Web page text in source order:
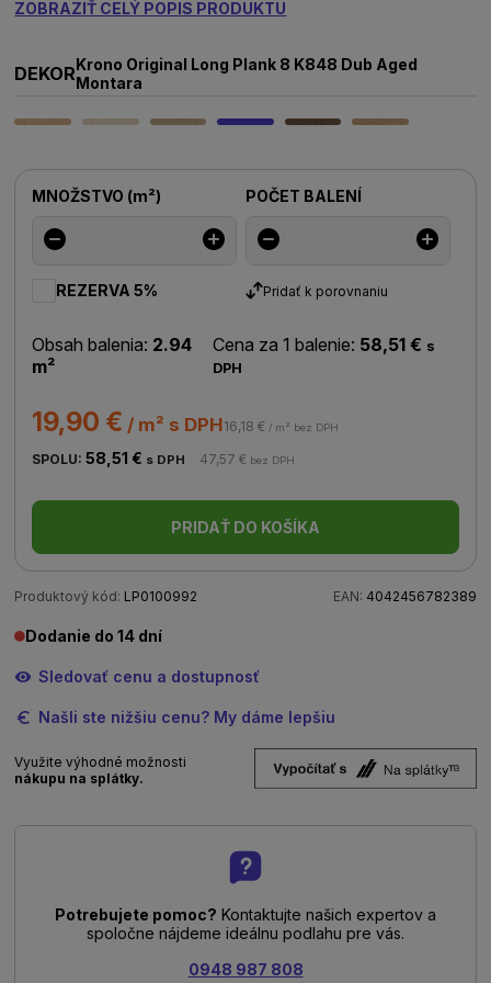
ZOBRAZIŤ CELÝ POPIS PRODUKTU
DEKORKrono Original Long Plank 8 K848 Dub Aged
Montara
MNOŽSTVO (m²) POČET BALENÍ
REZERVA 5% Pridať k porovnaniu
Obsah balenia: 2.94
m²
Cena za 1 balenie: 58,51 € s
DPH
19,90 € / m² s DPH16,18 € / m² bez DPH
SPOLU:58,51 € s DPH 47,57 € bez DPH
PRIDAŤ DO KOŠÍKA
Produktový kód: LP0100992 EAN: 4042456782389
Dodanie do 14 dní
Sledovať cenu a dostupnosť
Našli ste nižšiu cenu? My dáme lepšiu
Využite výhodné možnosti
nákupu na splátky.
Potrebujete pomoc? Kontaktujte našich expertov a
spoločne nájdeme ideálnu podlahu pre vás.
0948 987 808